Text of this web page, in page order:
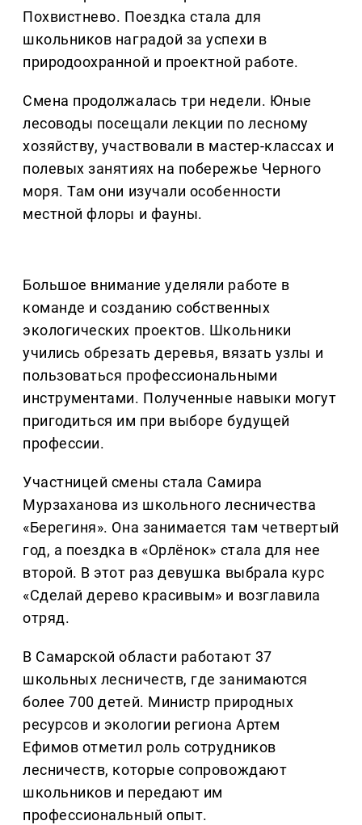
Похвистнево. Поездка стала для
школьников наградой за успехи в
природоохранной и проектной работе.
Смена продолжалась три недели. Юные
лесоводы посещали лекции по лесному
хозяйству, участвовали в мастер-классах и
полевых занятиях на побережье Черного
моря. Там они изучали особенности
местной флоры и фауны.
Большое внимание уделяли работе в
команде и созданию собственных
экологических проектов. Школьники
учились обрезать деревья, вязать узлы и
пользоваться профессиональными
инструментами. Полученные навыки могут
пригодиться им при выборе будущей
профессии.
Участницей смены стала Самира
Мурзаханова из школьного лесничества
«Берегиня». Она занимается там четвертый
год, а поездка в «Орлёнок» стала для нее
второй. В этот раз девушка выбрала курс
«Сделай дерево красивым» и возглавила
отряд.
В Самарской области работают 37
школьных лесничеств, где занимаются
более 700 детей. Министр природных
ресурсов и экологии региона Артем
Ефимов отметил роль сотрудников
лесничеств, которые сопровождают
школьников и передают им
профессиональный опыт.